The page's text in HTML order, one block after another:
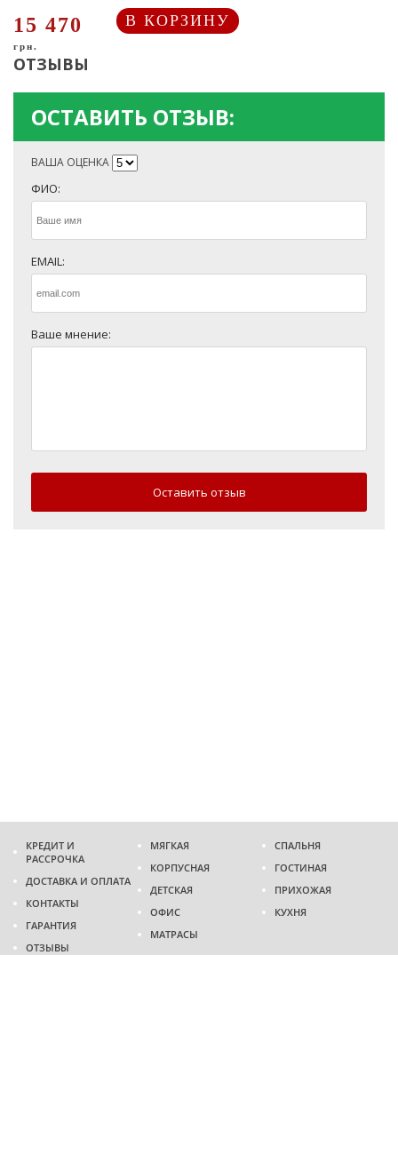
15 470
грн.
В КОРЗИНУ
ОТЗЫВЫ
ОСТАВИТЬ ОТЗЫВ:
ВАША ОЦЕНКА
ФИО:
EMAIL:
Ваше мнение:
Оставить отзыв
КРЕДИТ И
РАССРОЧКА
ДОСТАВКА И ОПЛАТА
КОНТАКТЫ
ГАРАНТИЯ
ОТЗЫВЫ
МЯГКАЯ
КОРПУСНАЯ
ДЕТСКАЯ
ОФИС
МАТРАСЫ
СПАЛЬНЯ
ГОСТИНАЯ
ПРИХОЖАЯ
КУХНЯ